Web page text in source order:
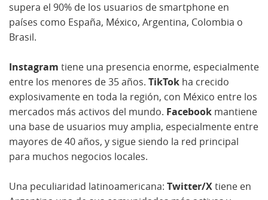
supera el 90% de los usuarios de smartphone en
países como España, México, Argentina, Colombia o
Brasil.
Instagram tiene una presencia enorme, especialmente
entre los menores de 35 años. TikTok ha crecido
explosivamente en toda la región, con México entre los
mercados más activos del mundo. Facebook mantiene
una base de usuarios muy amplia, especialmente entre
mayores de 40 años, y sigue siendo la red principal
para muchos negocios locales.
Una peculiaridad latinoamericana: Twitter/Xtiene en